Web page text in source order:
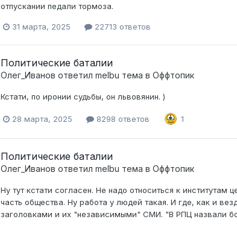
отпускании педали тормоза.
31 марта, 2025 22713 ответов
Политические баталии
Олег_Иванов ответил melbu тема в Оффтопик
Кстати, по иронии судьбы, он львовянин. )
28 марта, 2025 8298 ответов 1
Политические баталии
Олег_Иванов ответил melbu тема в Оффтопик
Ну тут кстати согласен. Не надо относиться к
часть общества. Ну работа у людей такая. И где, как и
заголовками и их "независимыми" СМИ. "В РПЦ назвали